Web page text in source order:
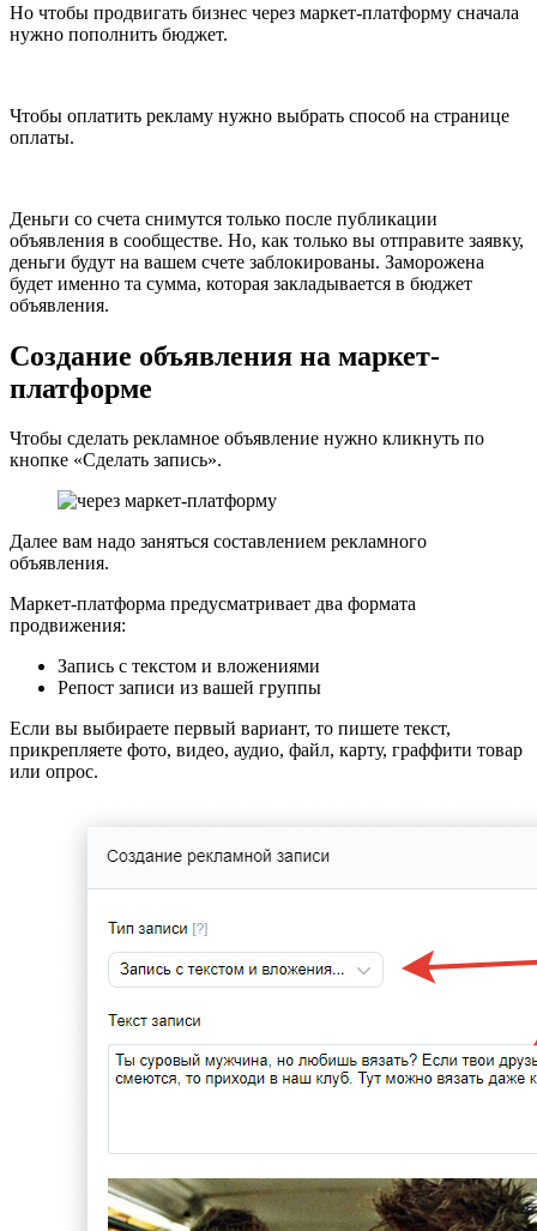
Но чтобы продвигать бизнес через маркет-платформу сначала
нужно пополнить бюджет.
Чтобы оплатить рекламу нужно выбрать способ на странице
оплаты.
Деньги со счета снимутся только после публикации
объявления в сообществе. Но, как только вы отправите заявку,
деньги будут на вашем счете заблокированы. Заморожена
будет именно та сумма, которая закладывается в бюджет
объявления.
Создание объявления на маркет-
платформе
Чтобы сделать рекламное объявление нужно кликнуть по
кнопке «Сделать запись».
Далее вам надо заняться составлением рекламного
объявления.
Маркет-платформа предусматривает два формата
продвижения:
Запись с текстом и вложениями
Репост записи из вашей группы
Если вы выбираете первый вариант, то пишете текст,
прикрепляете фото, видео, аудио, файл, карту, граффити товар
или опрос.